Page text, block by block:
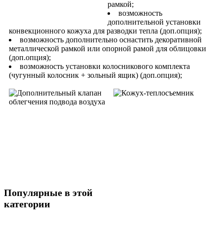
рамкой;
возможность
дополнительной установки
конвекционного кожуха для разводки тепла (доп.опция);
возможность дополнительно оснастить декоративной
металлической рамкой или опорной рамой для облицовки
(доп.опция);
возможность установки колосникового комплекта
(чугунный колосник + зольный ящик) (доп.опция);
Популярные в этой
категории